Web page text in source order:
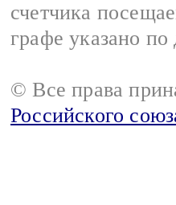
счетчика
графе указано
© Все права
Российского